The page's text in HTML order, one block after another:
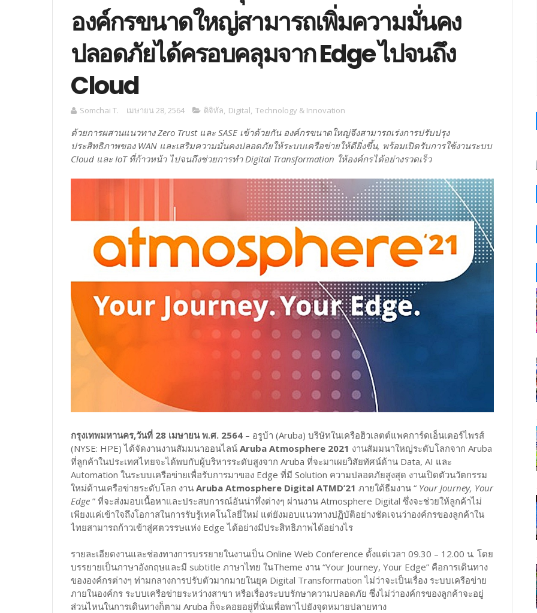
องค์กรขนาดใหญ่สามารถเพิ่มความมั่นคง
ปลอดภัยได้ครอบคลุมจาก Edge ไปจนถึง
Cloud
Somchai T. เมษายน 28, 2564 ดิจิทัล, Digital, Technology & Innovation
ด้วยการผสานแนวทาง Zero Trust และ SASE เข้าด้วยกัน องค์กรขนาดใหญ่จึงสามารถเร่งการปรับปรุง
ประสิทธิภาพของ WAN และเสริมความมั่นคงปลอดภัยให้ระบบเครือข่ายให้ดียิ่งขึ้น, พร้อมเปิดรับการใช้งานระบบ
Cloud และ IoT ที่ก้าวหน้า ไปจนถึงช่วยการทำ Digital Transformation ให้องค์กรได้อย่างรวดเร็ว
กรุงเทพมหานคร,วันที่ 28 เมษายน พ.ศ. 2564 – อรูบ้า (Aruba) บริษัทในเครือฮิวเลตต์แพคการ์ดเอ็นเตอร์ไพรส์
(NYSE: HPE) ได้จัดงานงานสัมมนาออนไลน์ Aruba Atmosphere 2021 งานสัมมนาใหญ่ระดับโลกจาก Aruba
ที่ลูกค้าในประเทศไทยจะได้พบกับผู้บริหารระดับสูงจาก Aruba ที่จะมาเผยวิสัยทัศน์ด้าน Data, AI และ
Automation ในระบบเครือข่ายเพื่อรับการมาของ Edge ที่มี Solution ความปลอดภัยสูงสุด งานเปิดตัวนวัตกรรม
ใหม่ด้านเครือข่ายระดับโลก งาน Aruba Atmosphere Digital ATMD’21 ภายใต้ธีมงาน “ Your Journey, Your
Edge ” ที่จะส่งมอบเนื้อหาและประสบการณ์อันน่าทึ่งต่างๆ ผ่านงาน Atmosphere Digital ซึ่งจะช่วยให้ลูกค้าไม่
เพียงแค่เข้าใจถึงโอกาสในการรับรู้เทคโนโลยี่ใหม่ แต่ยังมอบแนวทางปฏิบัติอย่างชัดเจนว่าองค์กรของลูกค้าใน
ไทยสามารถก้าวเข้าสู่ศตวรรษแห่ง Edge ได้อย่างมีประสิทธิภาพได้อย่างไร
รายละเอียดงานและช่องทางการบรรยายในงานเป็น Online Web Conference ตั้งแต่เวลา 09.30 – 12.00 น. โดย
บรรยายเป็นภาษาอังกฤษและมี subtitle ภาษาไทย ในTheme งาน “Your Journey, Your Edge” คือการเดินทาง
ขององค์กรต่างๆ ท่ามกลางการปรับตัวมากมายในยุค Digital Transformation ไม่ว่าจะเป็นเรื่อง ระบบเครือข่าย
ภายในองค์กร ระบบเครือข่ายระหว่างสาขา หรือเรื่องระบบรักษาความปลอดภัย ซึ่งไม่ว่าองค์กรของลูกค้าจะอยู่
ส่วนไหนในการเดินทางก็ตาม Aruba ก็จะคอยอยู่ที่นั่นเพื่อพาไปยังจุดหมายปลายทาง